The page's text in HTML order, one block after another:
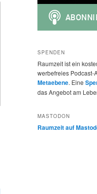
SPENDEN
Raumzeit ist ein
werbefreies Podcast-
Metaebene. Eine
das Angebot am
MASTODON
Raumzeit auf